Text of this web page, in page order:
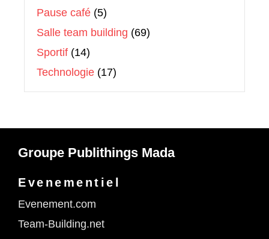
Pause café (5)
Salle team building (69)
Sportif (14)
Technologie (17)
Groupe Publithings Mada
Evenementiel
Evenement.com
Team-Building.net